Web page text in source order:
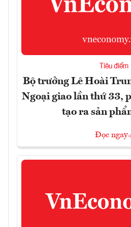
Tiêu điểm
Bộ trưởng Lê Hoài
Ngoại giao lần thứ 33,
tạo ra sản
Đọc ngay